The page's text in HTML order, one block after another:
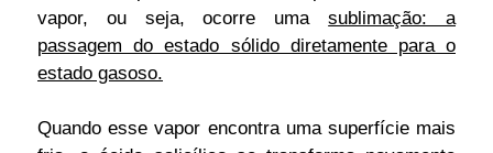
vapor, ou seja, ocorre umasublimação: a
passagem do estado sólido diretamente para o
estado gasoso.
Quando esse vapor encontra uma superfície mais